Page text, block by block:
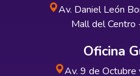
Av. Daniel León
Mall del Centro
Oficina
Av. 9 de Octubre